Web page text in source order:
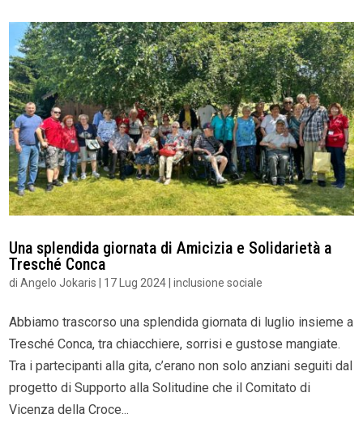
Una splendida giornata di Amicizia e Solidarietà a
Tresché Conca
diAngelo Jokaris 17 Lug 2024 |inclusione sociale
Abbiamo trascorso una splendida giornata di luglio insieme a
Tresché Conca, tra chiacchiere, sorrisi e gustose mangiate.
Tra i partecipanti alla gita, c’erano non solo anziani seguiti dal
progetto di Supporto alla Solitudine che il Comitato di
Vicenza della Croce...